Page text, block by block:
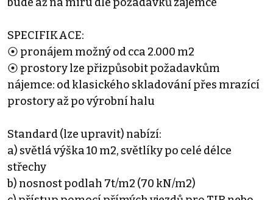
SPECIFIKACE:
⦿ pronájem možný od cca 2.000 m2
⦿ prostory lze přizpůsobit požadavkům
nájemce: od klasického skladování přes mrazící
prostory až po výrobní halu
Standard (lze upravit) nabízí:
a) světlá výška 10 m2, světlíky po celé délce
střechy
b) nosnost podlah 7t/m2 (70 kN/m2)